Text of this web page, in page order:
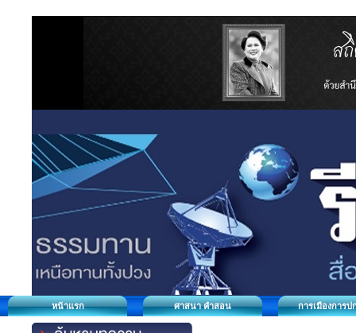
หน้าแรก ศาสนา คำสอน การเมืองการป